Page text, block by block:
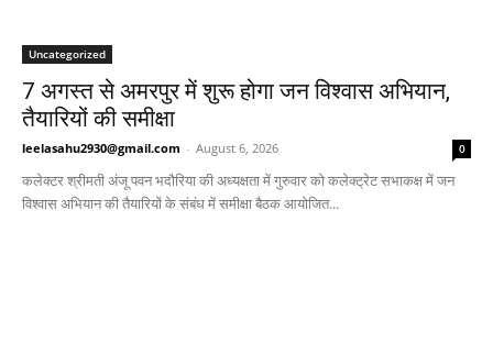
Uncategorized
7 अगस्त से अमरपुर में शुरू होगा जन विश्वास अभियान,
तैयारियों की समीक्षा
leelasahu2930@gmail.com - August 6, 2026 0
कलेक्टर श्रीमती अंजू पवन भदौरिया की अध्यक्षता में गुरुवार को कलेक्ट्रेट सभाकक्ष में जन
विश्वास अभियान की तैयारियों के संबंध में समीक्षा बैठक आयोजित...